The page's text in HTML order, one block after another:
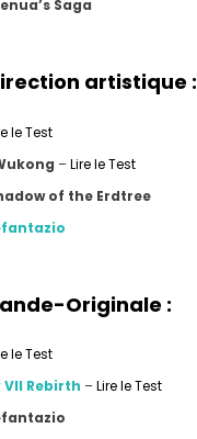
Saga
artistique :
le Test
–Lire le Test
of the Erdtree
Originale :
le Test
Rebirth –Lire le Test